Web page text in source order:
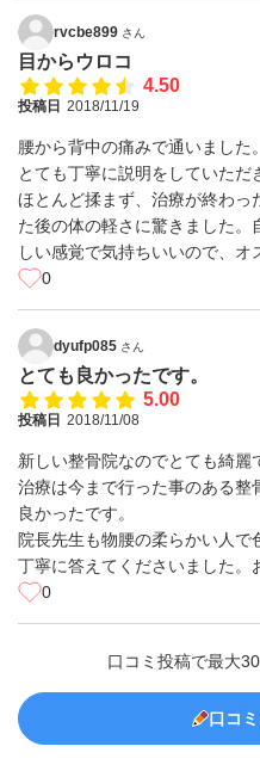
rvcbe899 さん
目からウロコ
4.50
投稿日 2018/11/19
腰から背中の痛みで通いました。
とても丁寧に説明をしていただ
ほとんど揉まず、治療が終わっ
た後の体の軽さに驚きました
しい感覚で気持ちいいので、オ
0
dyufp085 さん
とても良かったです。
5.00
投稿日 2018/11/08
新しい整骨院なのでとても綺麗
治療は今まで行った事のある整
良かったです。
院長先生も物腰の柔らかい人
丁寧に答えてくださいました。
0
口コミ投稿で最大
口コ